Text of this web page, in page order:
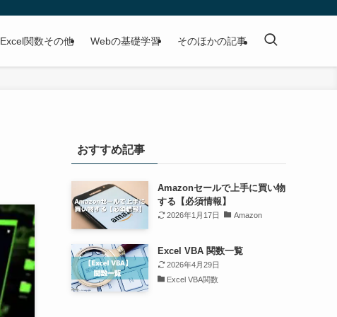
Excel関数その他 Webの基礎学習 そのほかの記事
おすすめ記事
Amazonセールで上手に買い物
する【必須情報】
2026年1月17日 Amazon
Excel VBA 関数一覧
2026年4月29日
Excel VBA関数